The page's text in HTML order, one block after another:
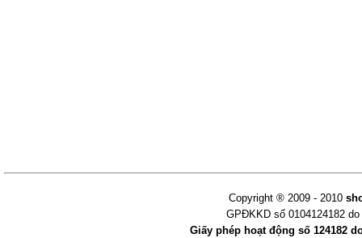
Copyright ® 2009 - 2010
GPĐKKD số 0104124182
Giấy phép hoạt động số 124182